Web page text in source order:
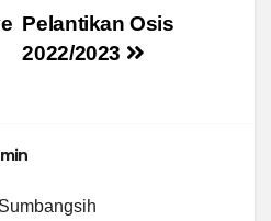
Pelantikan Osis
2022/2023